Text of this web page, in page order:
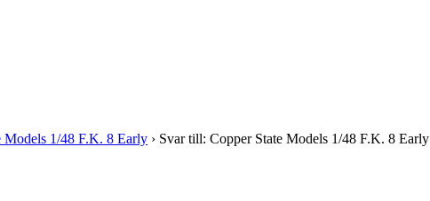
Models 1/48 F.K. 8 Early › Svar till: Copper State Models 1/48 F.K. 8 Early